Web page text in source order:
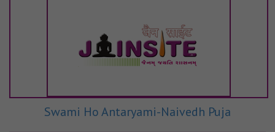
Swami Ho Antaryami-Naivedh Puja